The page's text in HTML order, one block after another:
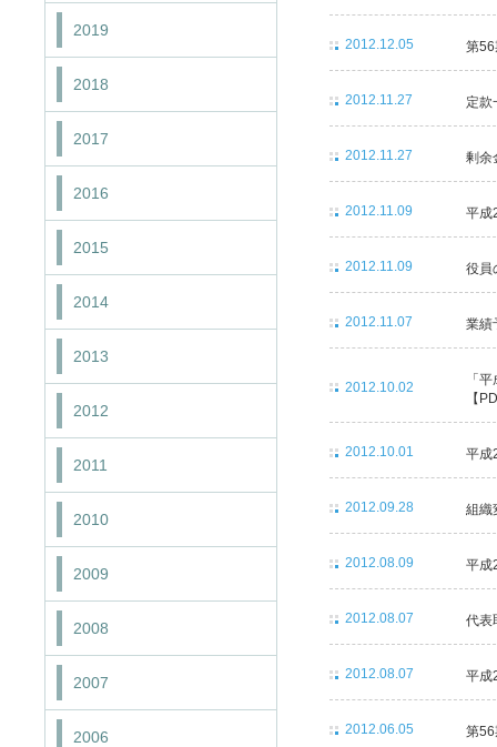
2012.12.05 第
2012.11.27 定
2012.11.27 剰
2012.11.09 平成
2012.11.09 役
2012.11.07 業
2012.10.02
「
【
2012.10.01 平成
2012.09.28 組織
2012.08.09 平
2012.08.07 代表
2012.08.07 平成
2012.06.05 第
2019
2018
2017
2016
2015
2014
2013
2012
2011
2010
2009
2008
2007
2006